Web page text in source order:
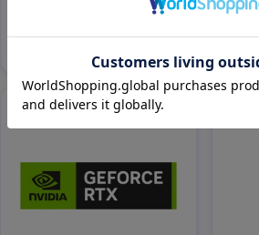
AMD Ryzen搭載